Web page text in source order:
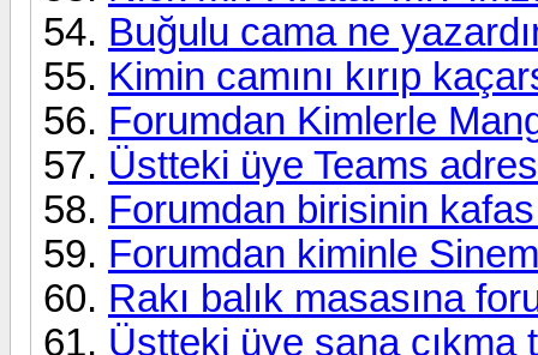
Buğulu cama ne
Kimin camını kırıp
Forumdan Kimlerle
Üstteki üye Teams
Forumdan birisinin
Forumdan kiminle
Rakı balık masasına
Üstteki üye sana çıkma